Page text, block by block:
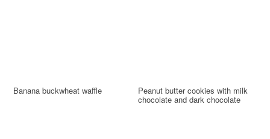
Banana buckwheat waffle Peanut butter cookies with milk
chocolate and dark chocolate